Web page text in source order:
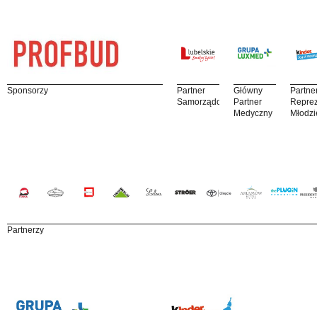
Sponsorzy
Partner
Samorządowy
Główny
Partner
Medyczny
Partnerzy